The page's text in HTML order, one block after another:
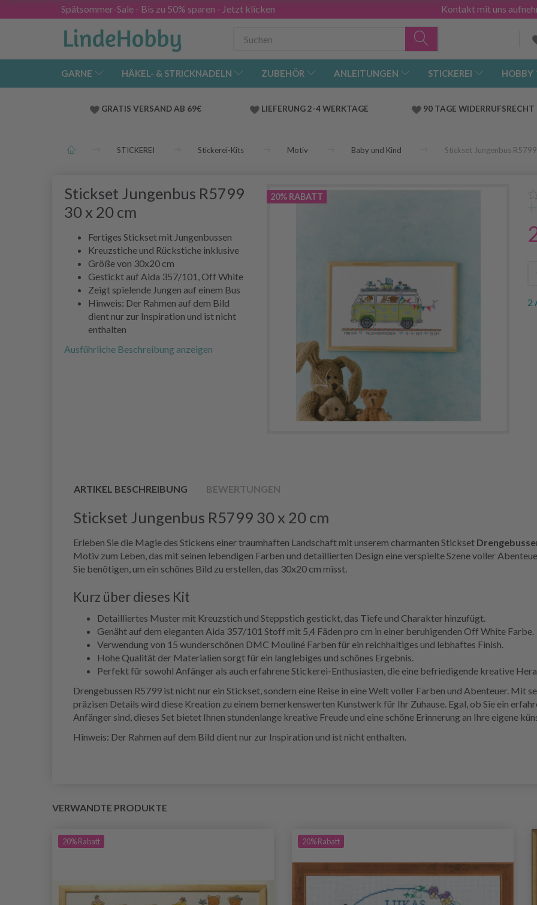
Spätsommer-Sale - Bis zu 50% sparen - Jetzt klicken Kontakt mit uns
GARNE HÄKEL- & STRICKNADELN ZUBEHÖR ANLEITUNGEN STICKEREI HOBBY
GRATIS VERSAND AB 69€ LIEFERUNG 2-4 WERKTAGE 90 TAGE WIDERRUFSRECHT
STICKEREI Stickerei-Kits Motiv Baby und Kind Stickset Jungenbus
Stickset Jungenbus R5799
30 x 20 cm
Fertiges Stickset mit Jungenbussen
Kreuzstiche und Rückstiche inklusive
Größe von 30x20 cm
Gestickt auf Aida 357/101, Off White
Zeigt spielende Jungen auf einem Bus
Hinweis: Der Rahmen auf dem Bild
dient nur zur Inspiration und ist nicht
enthalten
Ausführliche Beschreibung anzeigen
20% RABATT
2
ARTIKEL BESCHREIBUNG BEWERTUNGEN
Stickset Jungenbus R5799 30 x 20 cm
Erleben Sie die Magie des Stickens einer traumhaften Landschaft mit unserem charmanten Stickset
Motiv zum Leben, das mit seinen lebendigen Farben und detaillierten Design eine verspielte Szene voller
Sie benötigen, um ein schönes Bild zu erstellen, das 30x20 cm misst.
Kurz über dieses Kit
Detailliertes Muster mit Kreuzstich und Steppstich gestickt, das Tiefe und Charakter hinzufügt.
Genäht auf dem eleganten Aida 357/101 Stoff mit 5,4 Fäden pro cm in einer beruhigenden Off White Farbe.
Verwendung von 15 wunderschönen DMC Mouliné Farben für ein reichhaltiges und lebhaftes Finish.
Hohe Qualität der Materialien sorgt für ein langlebiges und schönes Ergebnis.
Perfekt für sowohl Anfänger als auch erfahrene Stickerei-Enthusiasten, die eine befriedigende kreative
Drengebussen R5799 ist nicht nur ein Stickset, sondern eine Reise in eine Welt voller Farben und Abenteuer. Mit
präzisen Details wird diese Kreation zu einem bemerkenswerten Kunstwerk für Ihr Zuhause. Egal, ob Sie ein
Anfänger sind, dieses Set bietet Ihnen stundenlange kreative Freude und eine schöne Erinnerung an Ihre eigene
Hinweis: Der Rahmen auf dem Bild dient nur zur Inspiration und ist nicht enthalten.
VERWANDTE PRODUKTE
20%Rabatt 20%Rabatt